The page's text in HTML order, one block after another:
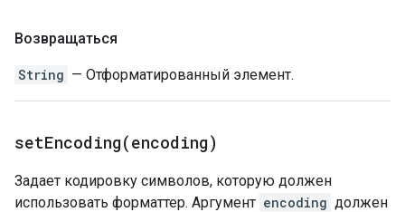
Возвращаться
String — Отформатированный элемент.
setEncoding(encoding)
Задает кодировку символов, которую должен
использовать форматтер. Аргумент encoding должен